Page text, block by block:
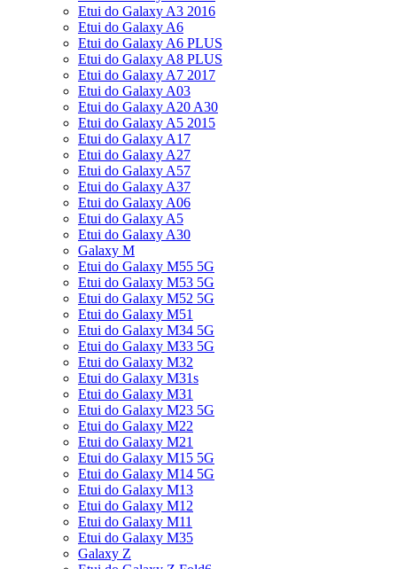
Etui do Galaxy A3 2016
Etui do Galaxy A6
Etui do Galaxy A6 PLUS
Etui do Galaxy A8 PLUS
Etui do Galaxy A7 2017
Etui do Galaxy A03
Etui do Galaxy A20 A30
Etui do Galaxy A5 2015
Etui do Galaxy A17
Etui do Galaxy A27
Etui do Galaxy A57
Etui do Galaxy A37
Etui do Galaxy A06
Etui do Galaxy A5
Etui do Galaxy A30
Galaxy M
Etui do Galaxy M55 5G
Etui do Galaxy M53 5G
Etui do Galaxy M52 5G
Etui do Galaxy M51
Etui do Galaxy M34 5G
Etui do Galaxy M33 5G
Etui do Galaxy M32
Etui do Galaxy M31s
Etui do Galaxy M31
Etui do Galaxy M23 5G
Etui do Galaxy M22
Etui do Galaxy M21
Etui do Galaxy M15 5G
Etui do Galaxy M14 5G
Etui do Galaxy M13
Etui do Galaxy M12
Etui do Galaxy M11
Etui do Galaxy M35
Galaxy Z